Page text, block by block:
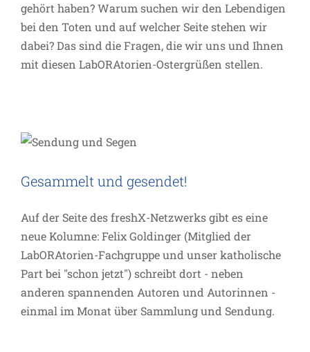
gehört haben? Warum suchen wir den Lebendigen
bei den Toten und auf welcher Seite stehen wir
dabei? Das sind die Fragen, die wir uns und Ihnen
mit diesen LabORAtorien-Ostergrüßen stellen.
Allgemein
Gesammelt und gesendet!
Auf der Seite des freshX-Netzwerks gibt es eine
neue Kolumne: Felix Goldinger (Mitglied der
LabORAtorien-Fachgruppe und unser katholische
Part bei "schon jetzt") schreibt dort - neben
anderen spannenden Autoren und Autorinnen -
einmal im Monat über Sammlung und Sendung.